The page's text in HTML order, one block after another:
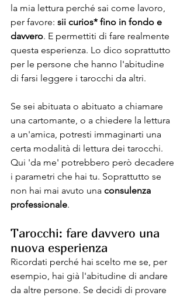
la mia lettura perché sai come lavoro,
per favore: sii curios* fino in fondo e
davvero. E permettiti di fare realmente
questa esperienza. Lo dico soprattutto
per le persone che hanno l'abitudine
di farsi leggere i tarocchi da altri.
Se sei abituata o abituato a chiamare
una cartomante, o a chiedere la lettura
a un'amica, potresti immaginarti una
certa modalità di lettura dei tarocchi.
Qui 'da me' potrebbero però decadere
i parametri che hai tu. Soprattutto se
non hai mai avuto una consulenza
professionale.
Tarocchi: fare davvero una
nuova esperienza
Ricordati perché hai scelto me se, per
esempio, hai già l'abitudine di andare
da altre persone. Se decidi di provare